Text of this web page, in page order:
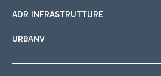
ADR INFRASTRUTTURE
URBANV